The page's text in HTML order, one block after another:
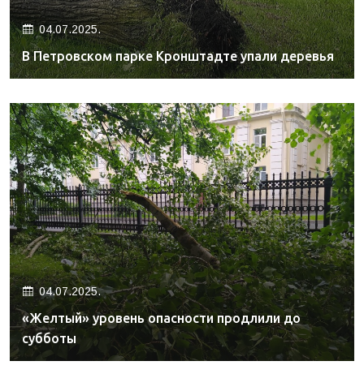
04.07.2025.
В Петровском парке Кронштадте упали деревья
04.07.2025.
«Желтый» уровень опасности продлили до
субботы